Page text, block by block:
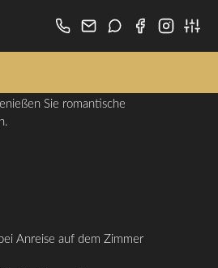
Sie romantische
Anreise auf dem Zimmer